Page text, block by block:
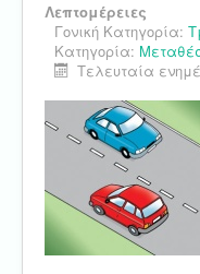
Λεπτομέρειες
Γονική Κατηγορία:
Κατηγορία:
Τελευταία